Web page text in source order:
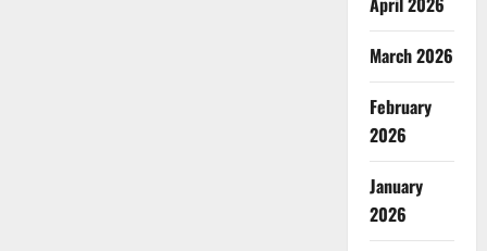
March 2026
February
2026
January
2026